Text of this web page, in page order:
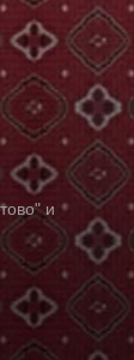
и